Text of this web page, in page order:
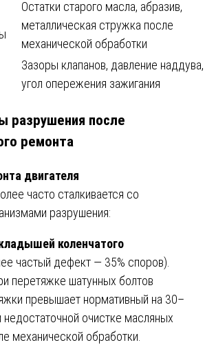
Остатки старого масла, абразив,
металлическая стружка после
механической обработки
Зазоры клапанов, давление наддува,
угол опережения зажигания
разрушения после
ремонта
двигателя
часто сталкивается со
разрушения:
коленчатого
частый дефект — 35% споров).
перетяжке шатунных болтов
превышает нормативный на 30–
недостаточной очистке масляных
механической обработки.